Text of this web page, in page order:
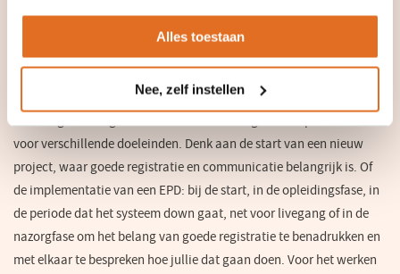
Alles toestaan
Nee, zelf instellen
voor verschillende doeleinden. Denk aan de start van een nieuw
project, waar goede registratie en communicatie belangrijk is. Of
de implementatie van een EPD: bij de start, in de opleidingsfase, in
de periode dat het systeem down gaat, net voor livegang of in de
nazorgfase om het belang van goede registratie te benadrukken en
met elkaar te bespreken hoe jullie dat gaan doen. Voor het werken